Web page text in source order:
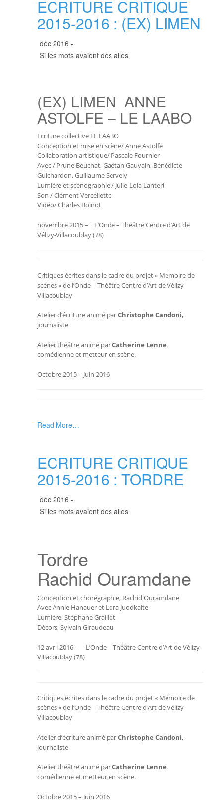
ECRITURE CRITIQUE
2015-2016 : (EX) LIMEN
déc 2016 -
Si les mots avaient des ailes
(EX) LIMEN ANNE
ASTOLFE – LE LAABO
Ecriture collective LE LAABO
Conception et mise en scène/ Anne Astolfe
Collaboration artistique/ Pascale Fournier
Avec / Prune Beuchat, Gaëtan Gauvain, Bénédicte
Guichardon, Guillaume Servely
Lumière et scénographie / Julie-Lola Lanteri
Son / Clément Vercelletto
Vidéo/ Charles Boinot
novembre 2015 – L’Onde – Théâtre Centre d’Art de
Vélizy-Villacoublay (78)
Critiques écrites dans le cadre du projet « Mémoire de
scènes » de l’Onde – Théâtre Centre d’Art de Vélizy-
Villacoublay
Atelier d’écriture animé parChristophe Candoni,
journaliste
Atelier théâtre animé parCatherine Lenne,
comédienne et metteur en scène.
Octobre 2015 – Juin 2016
Read More…
ECRITURE CRITIQUE
2015-2016 : TORDRE
déc 2016 -
Si les mots avaient des ailes
Tordre
Rachid Ouramdane
Conception et chorégraphie, Rachid Ouramdane
Avec Annie Hanauer et Lora Juodkaite
Lumière, Stéphane Graillot
Décors, Sylvain Giraudeau
12 avril 2016 – L’Onde – Théâtre Centre d’Art de Vélizy-
Villacoublay (78)
Critiques écrites dans le cadre du projet « Mémoire de
scènes » de l’Onde – Théâtre Centre d’Art de Vélizy-
Villacoublay
Atelier d’écriture animé parChristophe Candoni,
journaliste
Atelier théâtre animé parCatherine Lenne,
comédienne et metteur en scène.
Octobre 2015 – Juin 2016